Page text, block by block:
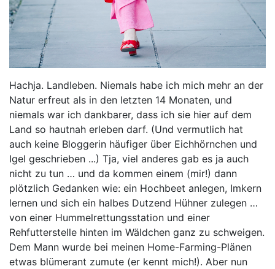
Hachja. Landleben. Niemals habe ich mich mehr an der
Natur erfreut als in den letzten 14 Monaten, und
niemals war ich dankbarer, dass ich sie hier auf dem
Land so hautnah erleben darf. (Und vermutlich hat
auch keine Bloggerin häufiger über Eichhörnchen und
Igel geschrieben ...) Tja, viel anderes gab es ja auch
nicht zu tun … und da kommen einem (mir!) dann
plötzlich Gedanken wie: ein Hochbeet anlegen, Imkern
lernen und sich ein halbes Dutzend Hühner zulegen …
von einer Hummelrettungsstation und einer
Rehfutterstelle hinten im Wäldchen ganz zu schweigen.
Dem Mann wurde bei meinen Home-Farming-Plänen
etwas blümerant zumute (er kennt mich!). Aber nun